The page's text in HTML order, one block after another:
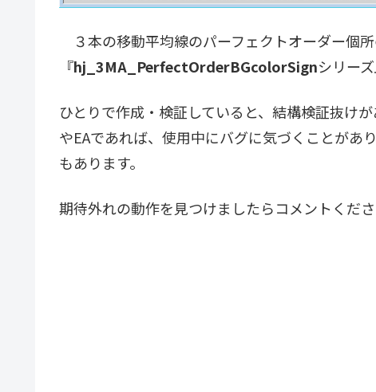
３本の移動平均線のパーフェクトオーダー個
『hj_3MA_PerfectOrderBGcolorSignシリー
ひとりで作成・検証していると、結構検証抜け
やEAであれば、使用中にバグに気づくことがあ
もあります。
期待外れの動作を見つけましたらコメントくださ